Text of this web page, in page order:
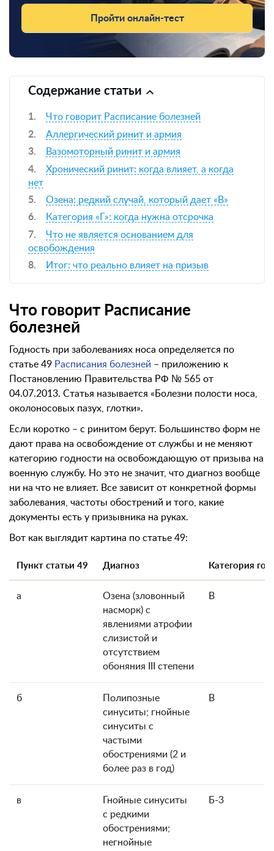
Пройти онлайн-тест
Содержание статьи
Что говорит Расписание болезней
Аллергический ринит и армия
Вазомоторный ринит и армия
Хронический ринит: когда влияет, а когда
нет
Озена: редкий случай, который дает «В»
Категория «Г»: когда нужна отсрочка
Что не является основанием для
освобождения
Итог: что реально влияет на призыв
Что говорит Расписание
болезней
Годность при заболеваниях носа определяется по
статье 49 Расписания болезней – приложению к
Постановлению Правительства РФ № 565 от
04.07.2013. Статья называется «Болезни полости носа,
околоносовых пазух, глотки».
Если коротко – с ринитом берут. Большинство форм не
дают права на освобождение от службы и не меняют
категорию годности на освобождающую от призыва на
военную службу. Но это не значит, что диагноз вообще
ни на что не влияет. Все зависит от конкретной формы
заболевания, частоты обострений и того, какие
документы есть у призывника на руках.
Вот как выглядит картина по статье 49:
Пункт статьи 49 Диагноз Категория
а
Озена (зловонный
насморк) с
явлениями атрофии
слизистой и
отсутствием
обоняния III степени
В
б
Полипозные
синуситы; гнойные
синуситы с
частыми
обострениями (2 и
более раз в год)
В
в
Гнойные синуситы
с редкими
обострениями;
негнойные
Б-3